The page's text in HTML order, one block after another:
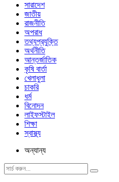
সারাদেশ
জাতীয়
রাজনীতি
অপরাধ
তথ্যপ্রযুক্তি
অর্থনীতি
আন্তর্জাতিক
কৃষি বার্তা
খেলাধুলা
চাকরি
ধর্ম
বিনোদন
লাইফস্টাইল
শিক্ষা
স্বাস্থ্য
অন্যান্য